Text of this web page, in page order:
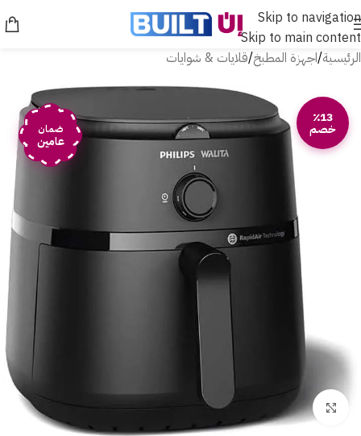
Skip to navigation
Skip to main content
الرئيسية/اجهزة المطبخ/قلايات & شوايات
٪13
خصم ضمان
عامين
Click to enlarge